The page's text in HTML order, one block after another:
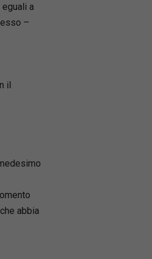
a
–
il
abbia